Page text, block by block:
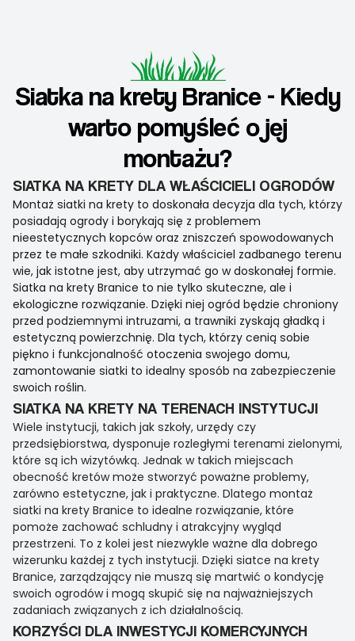
Siatka na krety Branice - Kiedy
warto pomyśleć o jej
montażu?
SIATKA NA KRETY DLA WŁAŚCICIELI OGRODÓW
Montaż siatki na krety to doskonała decyzja dla tych, którzy
posiadają ogrody i borykają się z problemem
nieestetycznych kopców oraz zniszczeń spowodowanych
przez te małe szkodniki. Każdy właściciel zadbanego terenu
wie, jak istotne jest, aby utrzymać go w doskonałej formie.
Siatka na krety Branice to nie tylko skuteczne, ale i
ekologiczne rozwiązanie. Dzięki niej ogród będzie chroniony
przed podziemnymi intruzami, a trawniki zyskają gładką i
estetyczną powierzchnię. Dla tych, którzy cenią sobie
piękno i funkcjonalność otoczenia swojego domu,
zamontowanie siatki to idealny sposób na zabezpieczenie
swoich roślin.
SIATKA NA KRETY NA TERENACH INSTYTUCJI
Wiele instytucji, takich jak szkoły, urzędy czy
przedsiębiorstwa, dysponuje rozległymi terenami zielonymi,
które są ich wizytówką. Jednak w takich miejscach
obecność kretów może stworzyć poważne problemy,
zarówno estetyczne, jak i praktyczne. Dlatego montaż
siatki na krety Branice to idealne rozwiązanie, które
pomoże zachować schludny i atrakcyjny wygląd
przestrzeni. To z kolei jest niezwykle ważne dla dobrego
wizerunku każdej z tych instytucji. Dzięki siatce na krety
Branice, zarządzający nie muszą się martwić o kondycję
swoich ogrodów i mogą skupić się na najważniejszych
zadaniach związanych z ich działalnością.
KORZYŚCI DLA INWESTYCJI KOMERCYJNYCH